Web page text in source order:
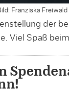
Franziska
der
Viel Spaß